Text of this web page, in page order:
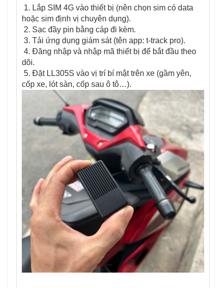
1. Lắp SIM 4G vào thiết bị (nên chọn sim có data
hoặc sim định vị chuyên dụng).
2. Sạc đầy pin bằng cáp đi kèm.
3. Tải ứng dụng giám sát (tên app: t-track pro).
4. Đăng nhập và nhập mã thiết bị để bắt đầu theo
dõi.
5. Đặt LL305S vào vị trí bí mật trên xe (gầm yên,
cốp xe, lót sàn, cốp sau ô tô…).